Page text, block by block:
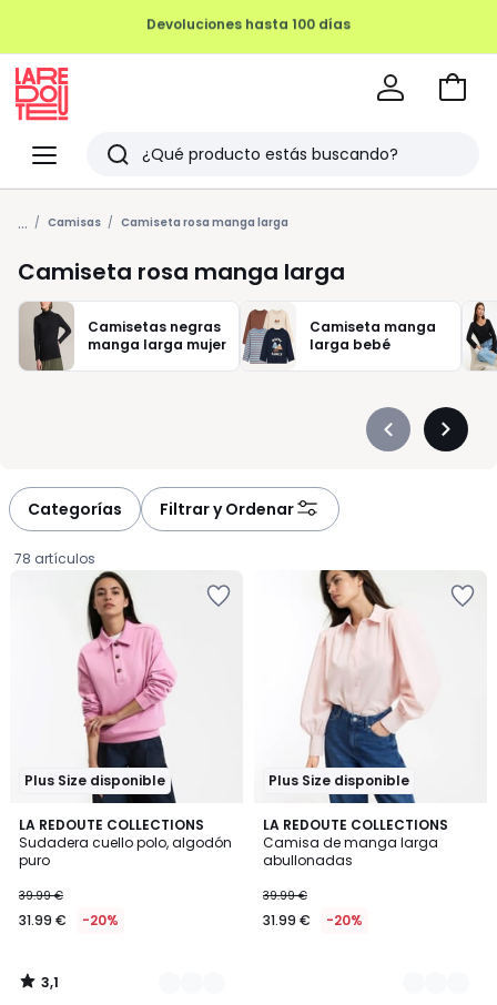
Menu
Redoute
Buscar
Últimos
artículos
vistos
Ir
... Camisas Camiseta rosa manga larga
Camiseta rosa manga larga
Camisetas negras
manga larga mujer
Camiseta manga
larga bebé
Précédent
Categorías Filtrar y Ordenar
78 artículos
Plus Size disponible
LA REDOUTE COLLECTIONS
Sudadera cuello polo, algodón
puro
€
en
de
39.99
39.99 €
31.99 € -20%
3,1
/
5
2
Colores
3,1
/
Plus Size disponible
LA REDOUTE COLLECTIONS
Camisa de manga larga
abullonadas
39.99 €
31.99 € -20%
2
Colores